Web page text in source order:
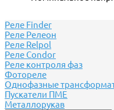
Реле Finder
Реле Релеон
Реле Relpol
Реле Сondor
Реле контроля фаз
Фотореле
Однофазные
Пускатели ПМЕ
Металлорукав